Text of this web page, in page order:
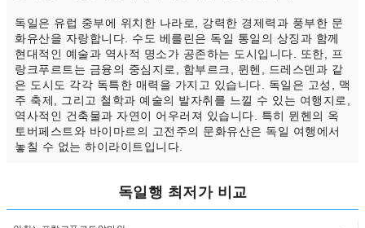
독일은 유럽 중부에 위치한 나라로, 강력한 경제력과 풍부한 문
화유산을 자랑합니다. 수도 베를린은 독일 통일의 상징과 함께
현대적인 예술과 역사적 명소가 공존하는 도시입니다. 또한, 프
랑크푸르트는 금융의 중심지로, 함부르크, 뮌헨, 드레스덴과 같
은 도시도 각각 독특한 매력을 가지고 있습니다. 독일은 고성, 맥
주 축제, 그리고 철학과 예술의 발자취를 느낄 수 있는 여행지로,
역사적인 건축물과 자연이 어우러져 있습니다. 특히 뮌헨의 옥
토버페스트와 바이마르의 고전주의 문화유산은 독일 여행에서
놓칠 수 없는 하이라이트입니다.
독일행 최저가 비교